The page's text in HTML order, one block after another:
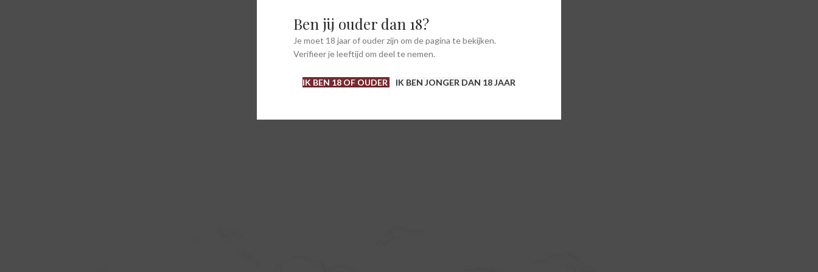
Ben jij ouder dan 18?
Je moet 18 jaar of ouder zijn om de pagina te bekijken.
Verifieer je leeftijd om deel te nemen.
IK BEN 18 OF OUDER IK BEN JONGER DAN 18 JAAR